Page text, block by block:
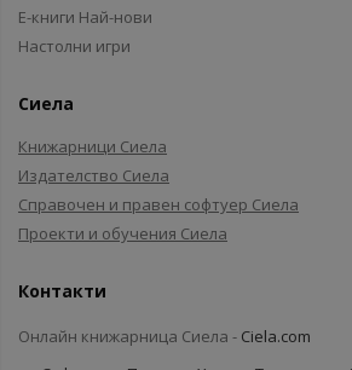
Е-книги Най-нови
Настолни игри
Сиела
Книжарници Сиела
Издателство Сиела
Справочен и правен софтуер Сиела
Проекти и обучения Сиела
Контакти
Онлайн книжарница Сиела - Ciela.com